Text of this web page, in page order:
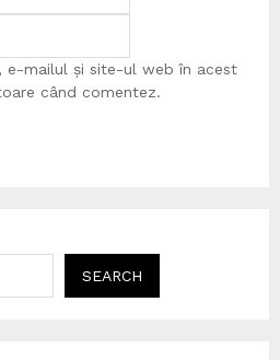
e-mailul și site-ul web în acest
când comentez.
SEARCH